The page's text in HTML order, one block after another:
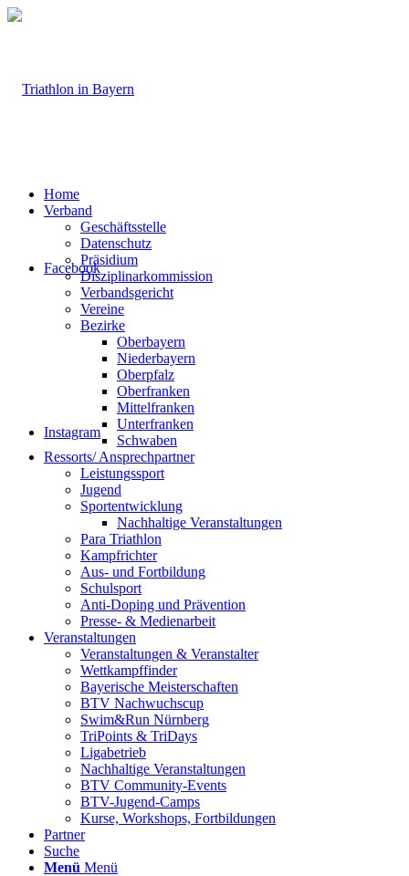
Facebook
Instagram
Home
Verband
Geschäftsstelle
Datenschutz
Präsidium
Disziplinarkommission
Verbandsgericht
Vereine
Bezirke
Oberbayern
Niederbayern
Oberpfalz
Oberfranken
Mittelfranken
Unterfranken
Schwaben
Ressorts/ Ansprechpartner
Leistungssport
Jugend
Sportentwicklung
Nachhaltige Veranstaltungen
Para Triathlon
Kampfrichter
Aus- und Fortbildung
Schulsport
Anti-Doping und Prävention
Presse- & Medienarbeit
Veranstaltungen
Veranstaltungen & Veranstalter
Wettkampffinder
Bayerische Meisterschaften
BTV Nachwuchscup
Swim&Run Nürnberg
TriPoints & TriDays
Ligabetrieb
Nachhaltige Veranstaltungen
BTV Community-Events
BTV-Jugend-Camps
Kurse, Workshops, Fortbildungen
Partner
Suche
Menü Menü